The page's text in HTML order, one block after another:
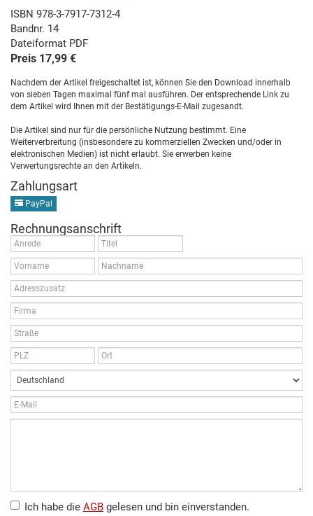
ISBN 978-3-7917-7312-4
Bandnr. 14
Dateiformat PDF
Preis 17,99 €
Nachdem der Artikel freigeschaltet ist, können Sie den Download innerhalb
von sieben Tagen maximal fünf mal ausführen. Der entsprechende Link zu
dem Artikel wird Ihnen mit der Bestätigungs-E-Mail zugesandt.
Die Artikel sind nur für die persönliche Nutzung bestimmt. Eine
Weiterverbreitung (insbesondere zu kommerziellen Zwecken und/oder in
elektronischen Medien) ist nicht erlaubt. Sie erwerben keine
Verwertungsrechte an den Artikeln.
Zahlungsart
PayPal
Rechnungsanschrift
Ich habe die AGB gelesen und bin einverstanden.